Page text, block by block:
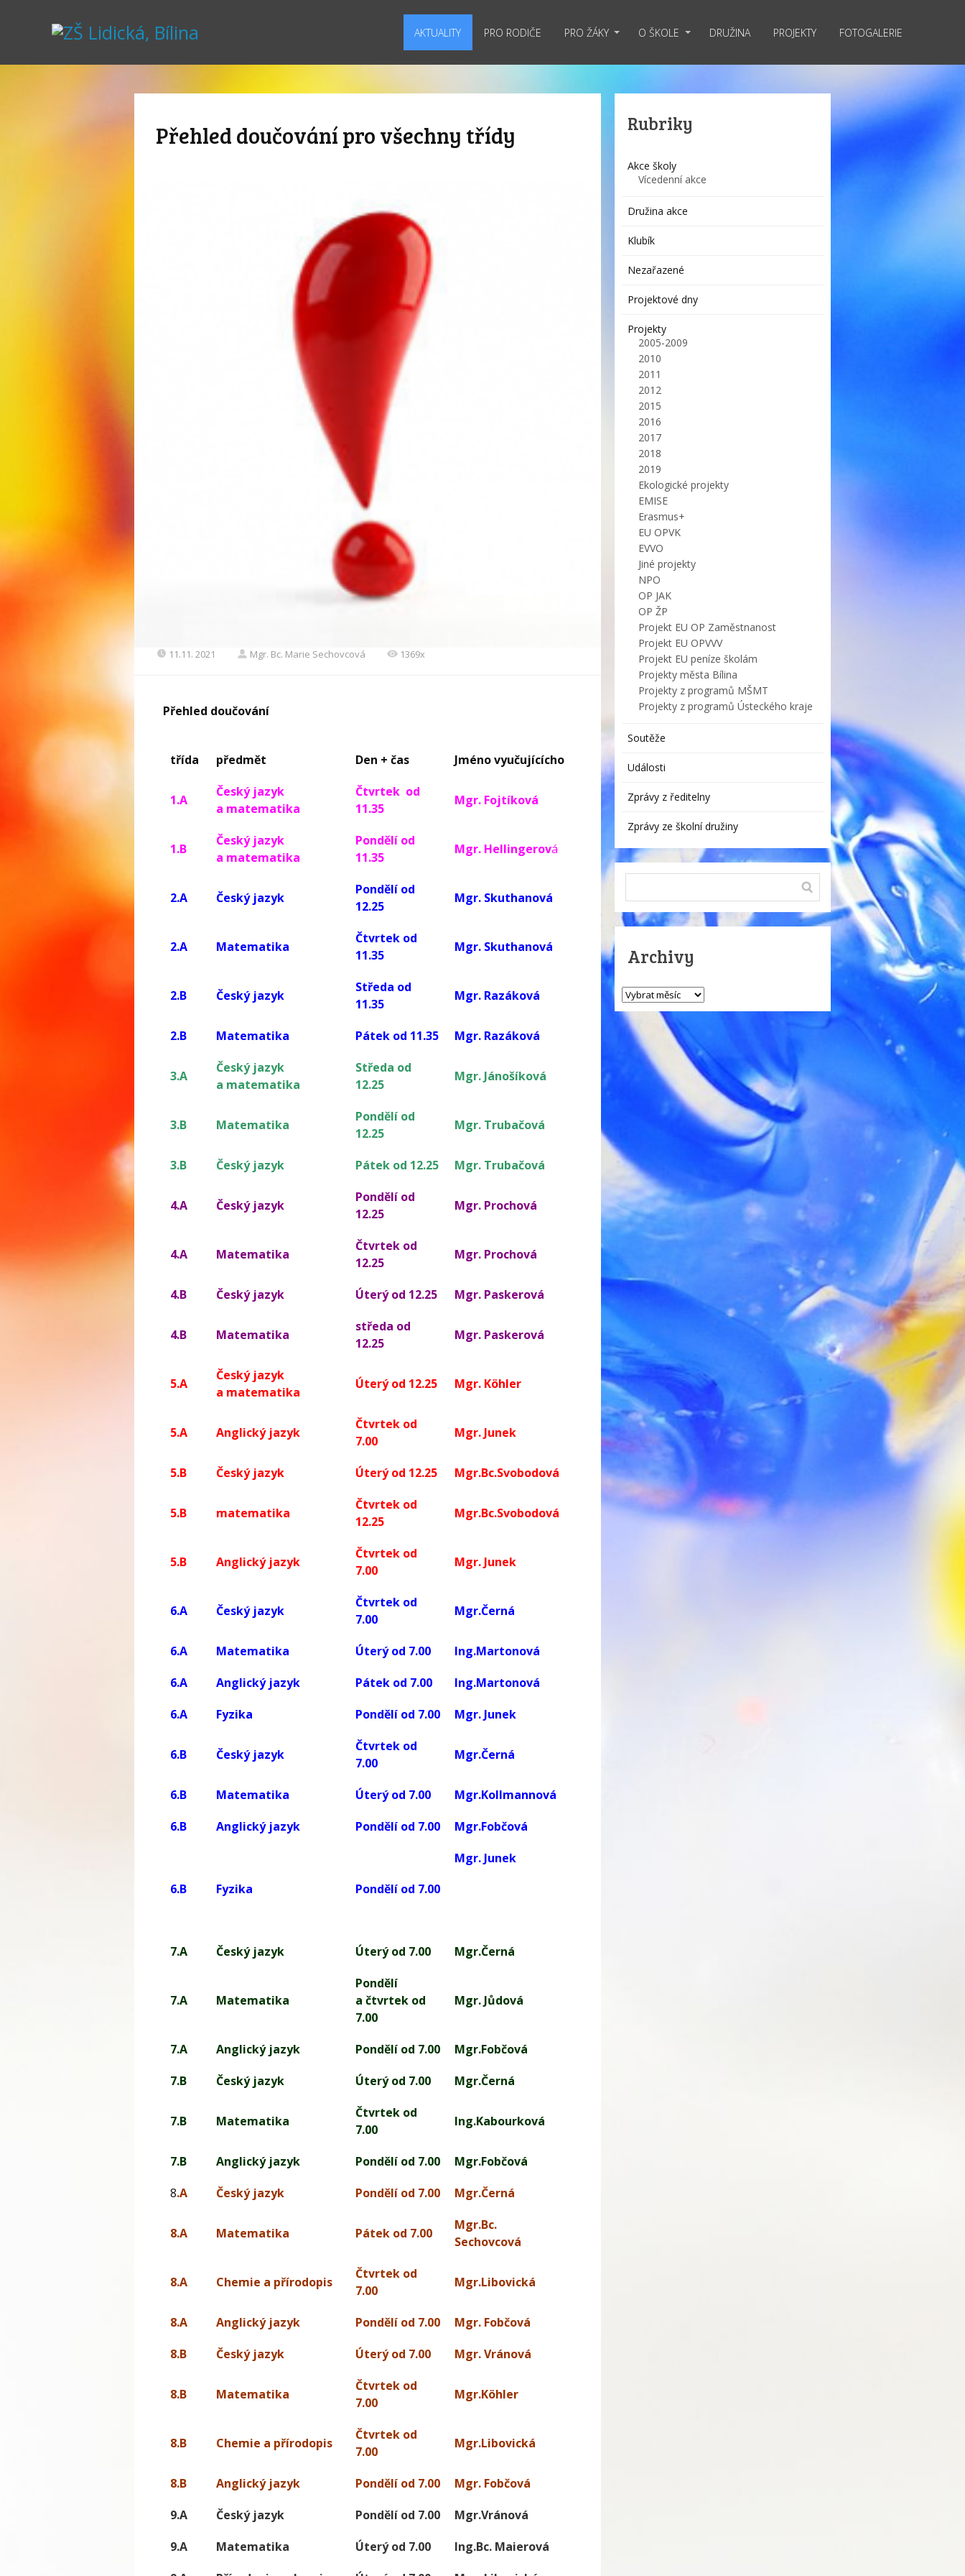
AKTUALITY PRO RODIČE PRO ŽÁKY O ŠKOLE DRUŽINA PROJEKTY FOTOGALERIE
Přehled doučování pro všechny třídy
11.11. 2021 Mgr. Bc. Marie Sechovcová 1369x
Přehled doučování
třída předmět Den + čas Jméno vyučujícícho
1.A
Český jazyk
a matematika
Čtvrtek od
11.35
Mgr. Fojtíková
1.B
Český jazyk
a matematika
Pondělí od
11.35
Mgr. Hellingerová
2.A Český jazyk
Pondělí od
12.25
Mgr. Skuthanová
2.A Matematika
Čtvrtek od
11.35
Mgr. Skuthanová
2.B Český jazyk
Středa od
11.35
Mgr. Razáková
2.B Matematika Pátek od 11.35 Mgr. Razáková
3.A
Český jazyk
a matematika
Středa od
12.25
Mgr. Jánošíková
3.B Matematika
Pondělí od
12.25
Mgr. Trubačová
3.B Český jazyk Pátek od 12.25 Mgr. Trubačová
4.A Český jazyk
Pondělí od
12.25
Mgr. Prochová
4.A Matematika
Čtvrtek od
12.25
Mgr. Prochová
4.B Český jazyk Úterý od 12.25 Mgr. Paskerová
4.B Matematika
středa od
12.25
Mgr. Paskerová
5.A
Český jazyk
a matematika
Úterý od 12.25 Mgr. Köhler
5.A Anglický jazyk
Čtvrtek od
7.00
Mgr. Junek
5.B Český jazyk Úterý od 12.25 Mgr.Bc.Svobodová
5.B matematika
Čtvrtek od
12.25
Mgr.Bc.Svobodová
5.B Anglický jazyk
Čtvrtek od
7.00
Mgr. Junek
6.A Český jazyk
Čtvrtek od
7.00
Mgr.Černá
6.A Matematika Úterý od 7.00
Ing.Martonová
6.A
Anglický jazyk Pátek od 7.00
Ing.Martonová
6.A
Fyzika Pondělí od 7.00 Mgr. Junek
6.B Český jazyk
Čtvrtek od
7.00
Mgr.Černá
6.B Matematika Úterý od 7.00
Mgr.Kollmannová
6.B
Anglický jazyk Pondělí od 7.00 Mgr.Fobčová
6.B Fyzika Pondělí od 7.00
Mgr. Junek
7.A Český jazyk Úterý od 7.00 Mgr.Černá
7.A Matematika
Pondělí
a čtvrtek od
7.00
Mgr. Jůdová
7.A Anglický jazyk Pondělí od 7.00
Mgr.Fobčová
7.B
Český jazyk Úterý od 7.00 Mgr.Černá
7.B Matematika
Čtvrtek od
7.00
Ing.Kabourková
7.B Anglický jazyk Pondělí od 7.00
Mgr.Fobčová
8.A Český jazyk Pondělí od 7.00 Mgr.Černá
8.A Matematika Pátek od 7.00
Mgr.Bc.
Sechovcová
8.A Chemie a přírodopis
Čtvrtek od
7.00
Mgr.Libovická
8.A Anglický jazyk Pondělí od 7.00
Mgr. Fobčová
8.B
Český jazyk Úterý od 7.00 Mgr. Vránová
8.B Matematika
Čtvrtek od
7.00
Mgr.Köhler
8.B Chemie a přírodopis
Čtvrtek od
7.00
Mgr.Libovická
8.B Anglický jazyk Pondělí od 7.00
Mgr. Fobčová
9.A
Český jazyk Pondělí od 7.00
Mgr.Vránová
9.A
Matematika Úterý od 7.00
Ing.Bc. Maierová
Rubriky
Akce školy
Vícedenní akce
Družina akce
Klubík
Nezařazené
Projektové dny
Projekty
2005-2009
2010
2011
2012
2015
2016
2017
2018
2019
Ekologické projekty
EMISE
Erasmus+
EU OPVK
EVVO
Jiné projekty
NPO
OP JAK
OP ŽP
Projekt EU OP Zaměstnanost
Projekt EU OPVVV
Projekt EU peníze školám
Projekty města Bílina
Projekty z programů MŠMT
Projekty z programů Ústeckého kraje
Soutěže
Události
Zprávy z ředitelny
Zprávy ze školní družiny
Archivy